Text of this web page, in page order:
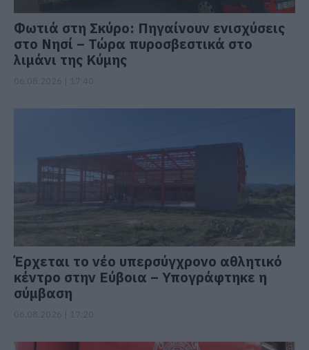
Φωτιά στη Σκύρο: Πηγαίνουν ενισχύσεις
στο Νησί – Τώρα πυροσβεστικά στο
λιμάνι της Κύμης
Έρχεται το νέο υπερσύγχρονο αθλητικό
κέντρο στην Εύβοια – Υπογράφτηκε η
σύμβαση